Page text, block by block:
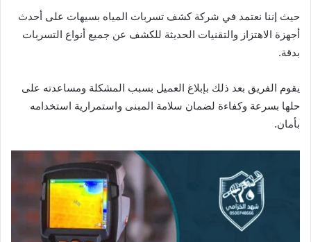
حيث إننا نعتمد في شركة كشف تسربات المياه بسيهات على أحدث
أجهزة الاهتزاز والتقنيات الحديثة للكشف عن جميع أنواع التسربات
بدقة.
يقوم الفريق بعد ذلك بإبلاغ العميل بسبب المشكلة ومساعدته على
حلها بسرعة وكفاءة لضمان سلامة المبنى واستمرارية استخدامه
بأمان.